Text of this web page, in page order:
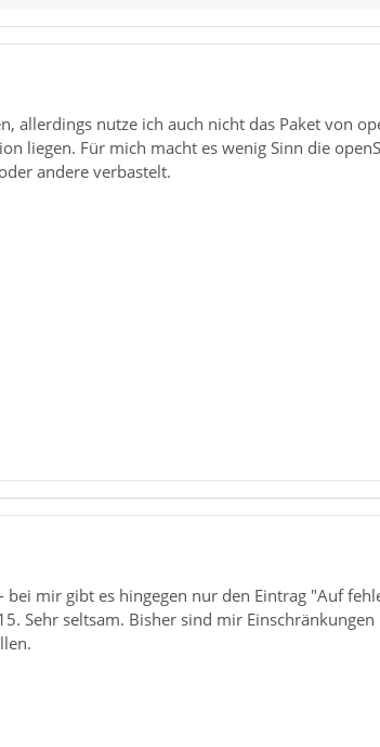
allerdings nutze ich auch nicht das Paket von
liegen. Für mich macht es wenig Sinn die
andere verbastelt.
bei mir gibt es hingegen nur den Eintrag "Auf
Sehr seltsam. Bisher sind mir